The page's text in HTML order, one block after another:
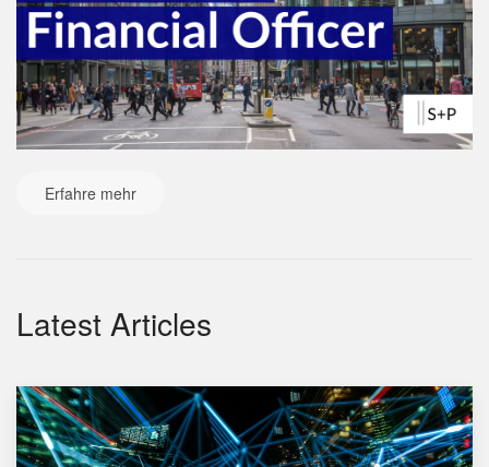
Erfahre mehr
Latest Articles